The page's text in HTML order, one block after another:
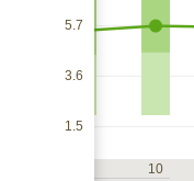
5.7
3.6
1.5
10